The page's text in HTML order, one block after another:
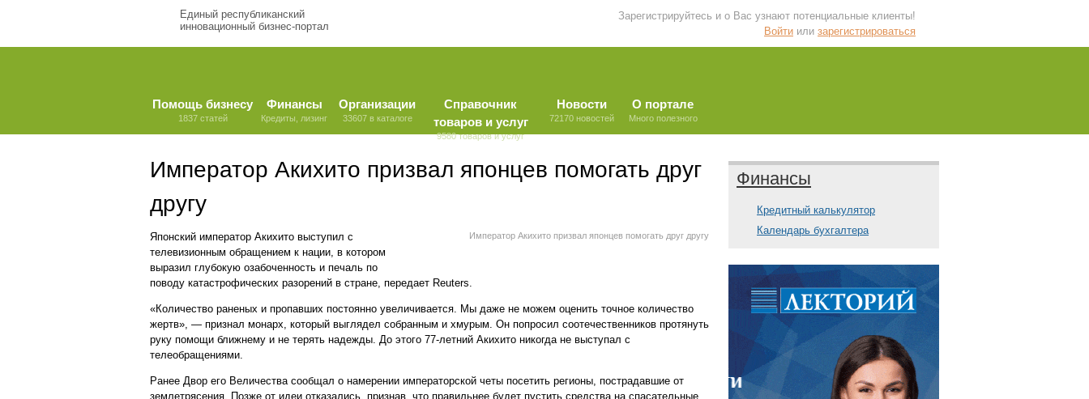
Единый республиканский
инновационный бизнес-портал
Зарегистрируйтесь и о Вас узнают потенциальные клиенты!
Войти или зарегистрироваться
Помощь бизнесу
1837 статей
Финансы
Кредиты, лизинг
Организации
33607 в каталоге
Справочник
товаров и услуг
9580 товаров и услуг
Новости
72170 новостей
О портале
Много полезного
Император Акихито призвал японцев помогать друг
другу
Император Акихито призвал японцев помогать друг другу
Японский император Акихито выступил с
телевизионным обращением к нации, в котором
выразил глубокую озабоченность и печаль по
поводу катастрофических разорений в стране, передает Reuters.
«Количество раненых и пропавших постоянно увеличивается. Мы даже не можем оценить точное количество
жертв», — признал монарх, который выглядел собранным и хмурым. Он попросил соотечественников протянуть
руку помощи ближнему и не терять надежды. До этого 77-летний Акихито никогда не выступал с
телеобращениями.
Ранее Двор его Величества сообщал о намерении императорской четы посетить регионы, пострадавшие от
землетрясения. Позже от идеи отказались, признав, что правильнее будет пустить средства на спасательные
Финансы
Кредитный калькулятор
Календарь бухгалтера